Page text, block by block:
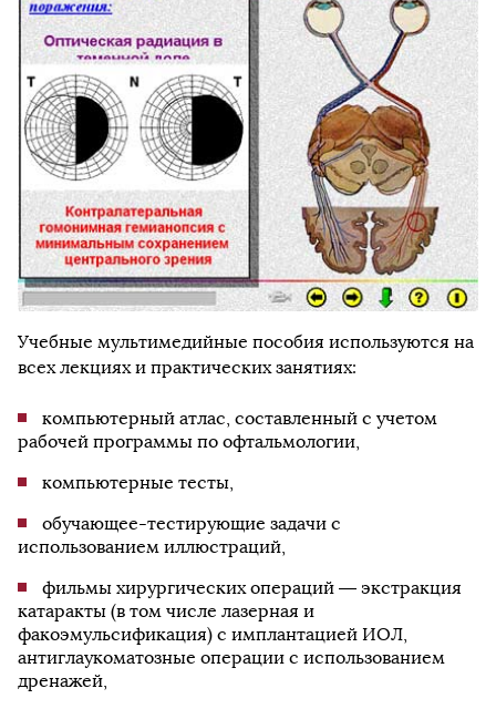
Учебные мультимедийные пособия используются на
всех лекциях и практических занятиях:
компьютерный атлас, составленный с учетом
рабочей программы по офтальмологии,
компьютерные тесты,
обучающее-тестирующие задачи с
использованием иллюстраций,
фильмы хирургических операций — экстракция
катаракты (в том числе лазерная и
факоэмульсификация) с имплантацией ИОЛ,
антиглаукоматозные операции с использованием
дренажей,